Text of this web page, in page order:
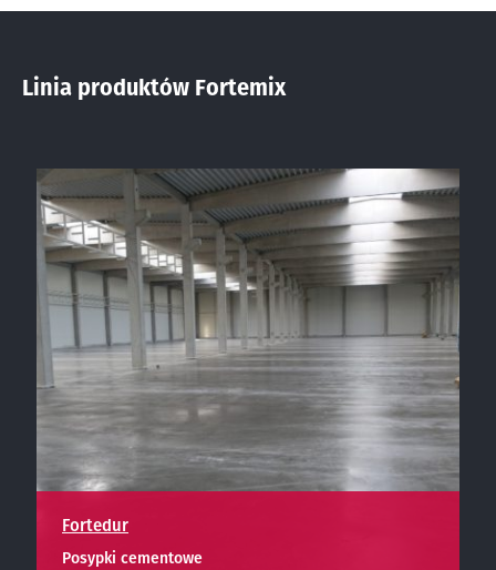
Linia produktów Fortemix
Fortedur
Posypki cementowe